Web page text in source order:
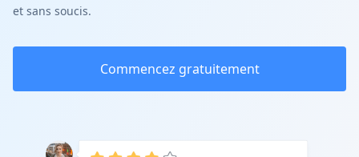
et sans soucis.
Commencez gratuitement